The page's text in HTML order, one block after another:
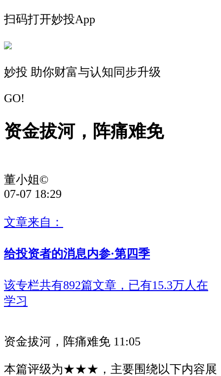
扫码打开妙投App
妙投 助你财富与认知同步升级
GO!
资金拔河，阵痛难免
董小姐©
07-07 18:29
文章来自：
给投资者的消息内参·第四季
该专栏共有892篇文章，已有15.3万人在
学习
资金拔河，阵痛难免 11:05
本篇评级为★★★，主要围绕以下内容展